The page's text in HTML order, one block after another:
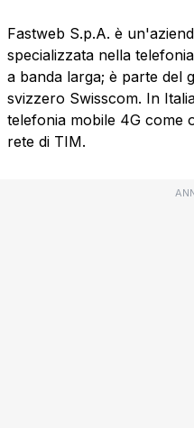
Fastweb S.p.A. è
specializzata nella
a banda larga; è parte del
svizzero Swisscom. In
telefonia mobile 4G come
rete di TIM.